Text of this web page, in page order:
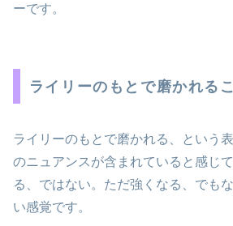
ーです。
ライリーのもとで磨かれる
ライリーのもとで磨かれる、という
のニュアンスが含まれていると感じ
る、ではない。ただ強くなる、でも
い感覚です。